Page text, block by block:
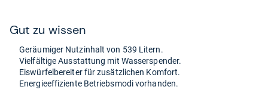
Gut zu wis­sen
Geräu­mi­ger Nut­zin­halt von 539 Litern.
Viel­fäl­tige Aus­stat­tung mit Was­ser­spen­der.
Eis­wür­fel­be­rei­ter für zusätz­li­chen Kom­fort.
Ener­gie­ef­fi­zi­ente Betriebs­modi vor­han­den.